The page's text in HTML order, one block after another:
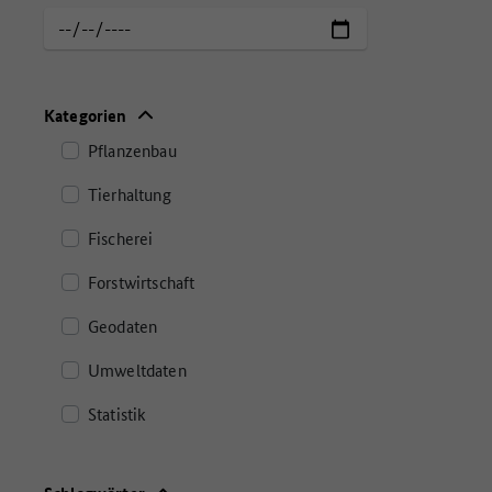
Kategorien
Pflanzenbau
Tierhaltung
Fischerei
Forstwirtschaft
Geodaten
Umweltdaten
Statistik